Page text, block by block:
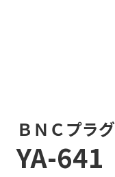
ＢＮＣプラグ
YA-641